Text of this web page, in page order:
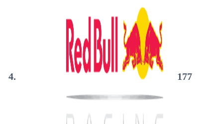
4. 177